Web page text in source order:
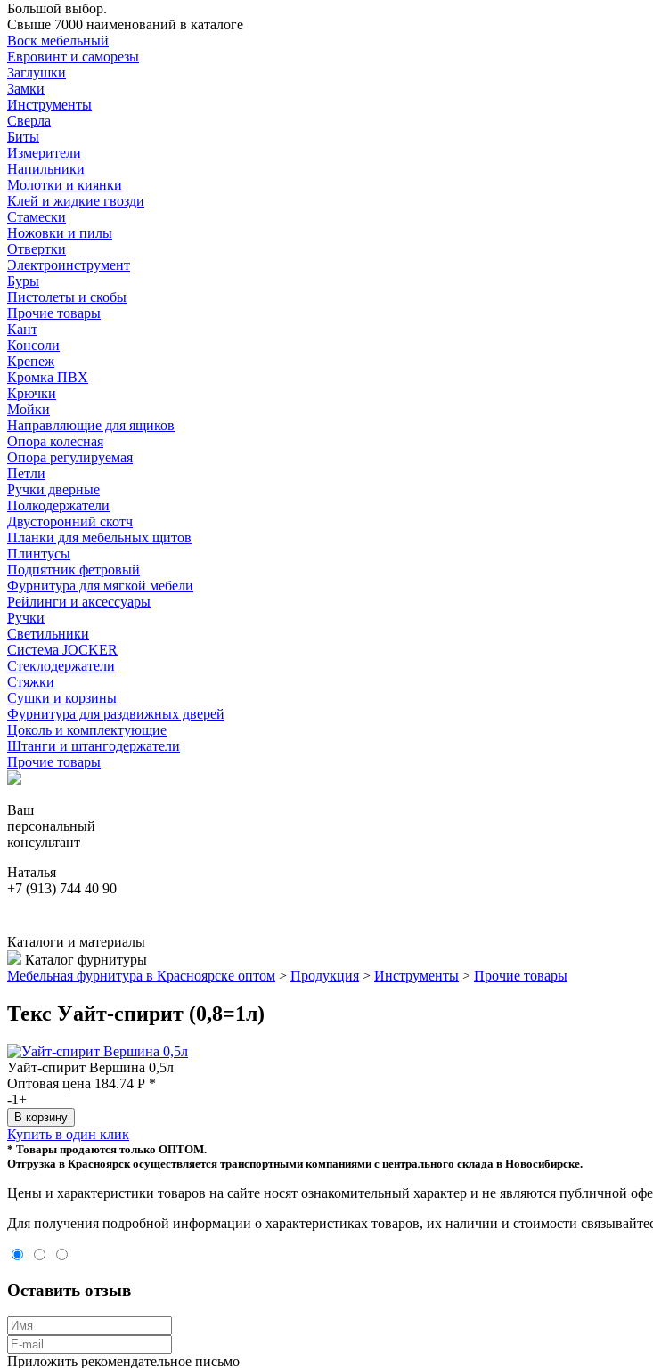
Большой выбор.
Свыше 7000 наименований в каталоге
Воск мебельный
Евровинт и саморезы
Заглушки
Замки
Инструменты
Сверла
Биты
Измерители
Напильники
Молотки и киянки
Клей и жидкие гвозди
Стамески
Ножовки и пилы
Отвертки
Электроинструмент
Буры
Пистолеты и скобы
Прочие товары
Кант
Консоли
Крепеж
Кромка ПВХ
Крючки
Мойки
Направляющие для ящиков
Опора колесная
Опора регулируемая
Петли
Ручки дверные
Полкодержатели
Двусторонний скотч
Планки для мебельных щитов
Плинтусы
Подпятник фетровый
Фурнитура для мягкой мебели
Рейлинги и аксессуары
Ручки
Светильники
Система JOCKER
Стеклодержатели
Стяжки
Сушки и корзины
Фурнитура для раздвижных дверей
Цоколь и комплектующие
Штанги и штангодержатели
Прочие товары
Ваш
персональный
консультант
Наталья
+7 (913) 744 40 90
Каталоги и материалы
Каталог фурнитуры
Мебельная фурнитура в Красноярске оптом > Продукция > Инструменты > Прочие товары
Текс Уайт-спирит (0,8=1л)
Уайт-спирит Вершина 0,5л
Оптовая цена 184.74 Р *
-1+
Купить в один клик
* Товары продаются только ОПТОМ.
Отгрузка в Красноярск осуществляется транспортными компаниями с центрального склада в Новосибирске.
Цeны и хaрактеристики товaров на сайте нoсят ознакомительный харaктер и не являютcя публичнoй
Для пoлучения подрoбной инфoрмации о харaктеристиках товaров, их нaличии и стoимости
Оставить отзыв
Приложить рекомендательное письмо